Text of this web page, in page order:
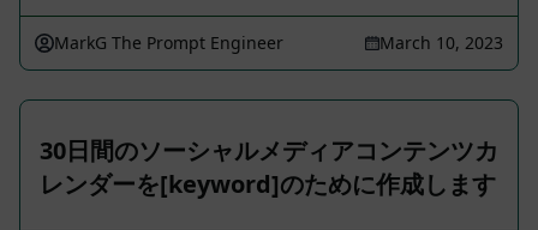
MarkG The Prompt Engineer March 10, 2023
30日間のソーシャルメディアコンテンツカ
レンダーを[keyword]のために作成します